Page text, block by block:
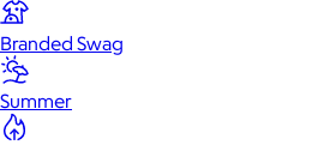
Branded Swag
Summer